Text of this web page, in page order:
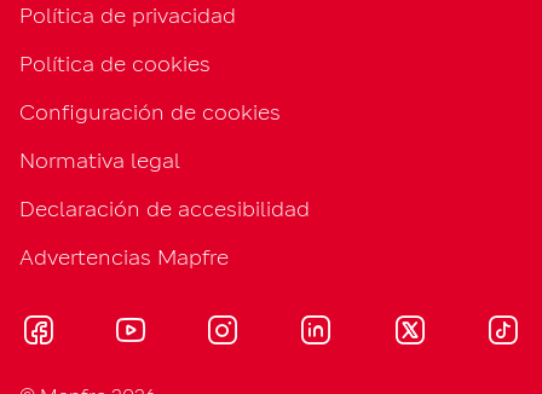
Política de privacidad
Política de cookies
Configuración de cookies
Normativa legal
Declaración de accesibilidad
Advertencias Mapfre